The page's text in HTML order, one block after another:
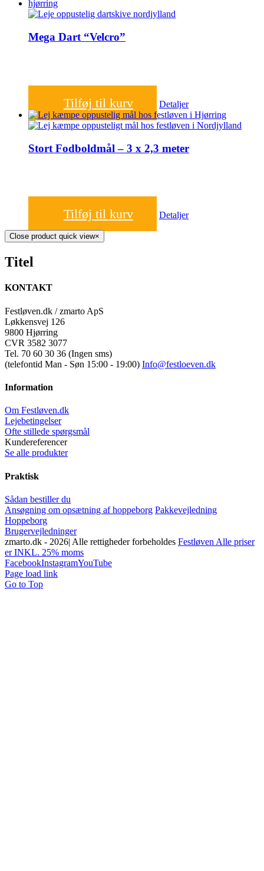
Mega Dart “Velcro”
Tilføj til kurv Detaljer
Stort Fodboldmål – 3 x 2,3 meter
Tilføj til kurv Detaljer
Close product quick view×
Titel
KONTAKT
Festløven.dk / zmarto ApS
Løkkensvej 126
9800 Hjørring
CVR 3582 3077
Tel. 70 60 30 36 (Ingen sms)
(telefontid Man - Søn 15:00 - 19:00) Info@festloeven.dk
Information
Om Festløven.dk
Lejebetingelser
Ofte stillede spørgsmål
Kundereferencer
Se alle produkter
Praktisk
Sådan bestiller du
Ansøgning om opsætning af hoppeborg Pakkevejledning
Hoppeborg
Brugervejledninger
zmarto.dk - 2026| Alle rettigheder forbeholdes Festløven Alle priser
er INKL. 25% moms
FacebookInstagramYouTube
Page load link
Go to Top